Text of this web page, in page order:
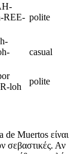
REE- polite
casual
loh
polite
de Muertos είναι
σεβαστικές. Αν